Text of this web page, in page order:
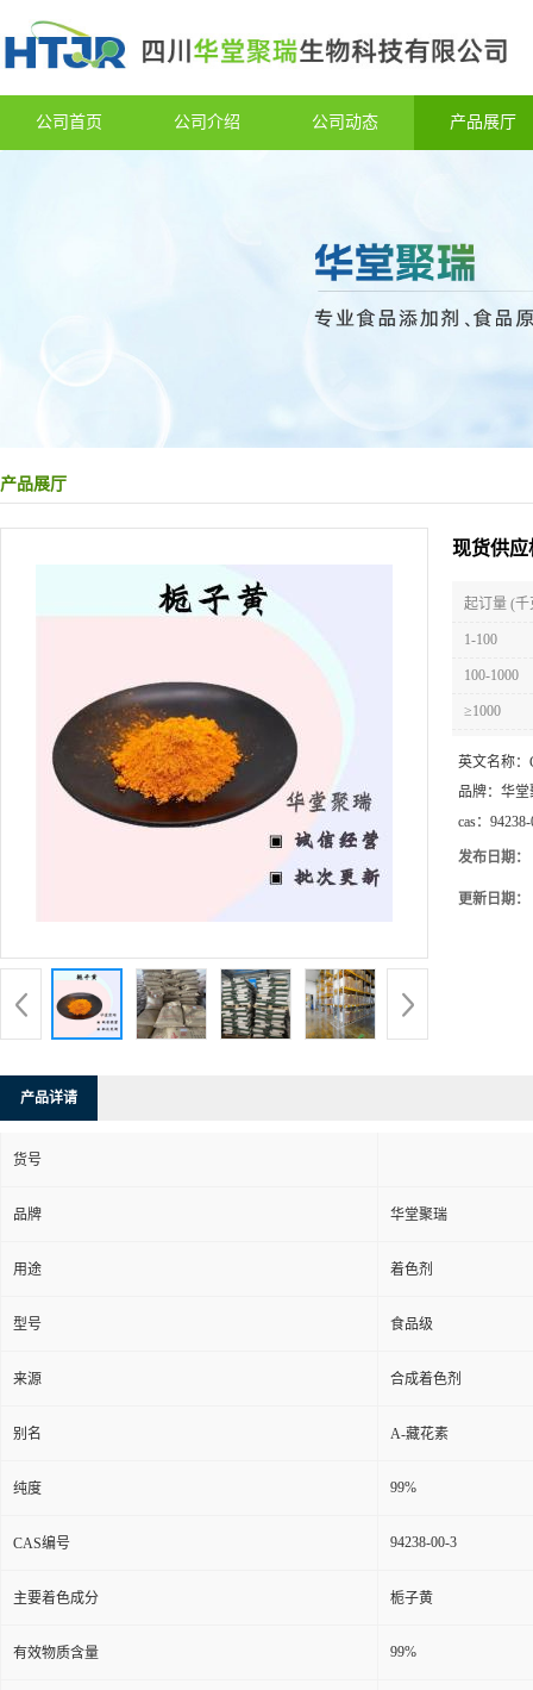
公司首页 公司介绍 公司动态 产品展厅
产品展厅
现货供应
起订量 (千
1-100
100-1000
≥1000
英文名称：
品牌： 华堂
cas：
发布日期：
更新日期：
产品详请
货号
品牌 华堂聚瑞
用途 着色剂
型号 食品级
来源 合成着色剂
别名 Α-藏花素
纯度 99%
CAS编号 94238-00-3
主要着色成分 栀子黄
有效物质含量 99%